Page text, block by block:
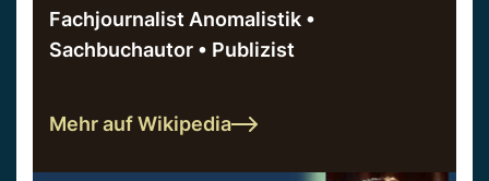
Fachjournalist Anomalistik •
Sachbuchautor • Publizist
Mehr auf Wikipedia